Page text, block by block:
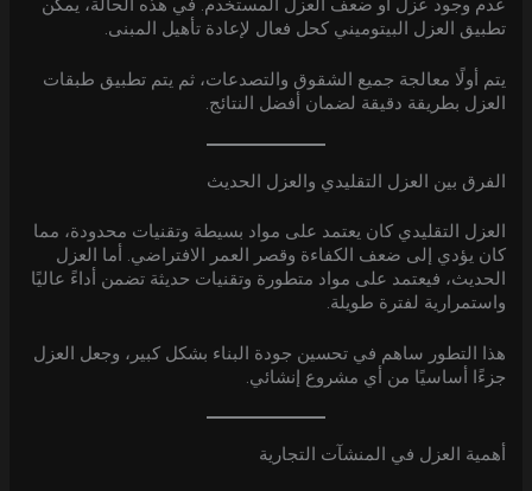
عدم وجود عزل أو ضعف العزل المستخدم. في هذه الحالة، يمكن
تطبيق العزل البيتوميني كحل فعال لإعادة تأهيل المبنى.
يتم أولًا معالجة جميع الشقوق والتصدعات، ثم يتم تطبيق طبقات
العزل بطريقة دقيقة لضمان أفضل النتائج.
الفرق بين العزل التقليدي والعزل الحديث
العزل التقليدي كان يعتمد على مواد بسيطة وتقنيات محدودة، مما
كان يؤدي إلى ضعف الكفاءة وقصر العمر الافتراضي. أما العزل
الحديث، فيعتمد على مواد متطورة وتقنيات حديثة تضمن أداءً عاليًا
واستمرارية لفترة طويلة.
هذا التطور ساهم في تحسين جودة البناء بشكل كبير، وجعل العزل
جزءًا أساسيًا من أي مشروع إنشائي.
أهمية العزل في المنشآت التجارية